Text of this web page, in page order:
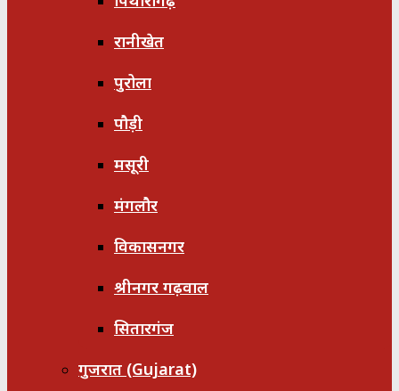
रानीखेत
पुरोला
पौड़ी
मसूरी
मंगलौर
विकासनगर
श्रीनगर गढ़वाल
सितारगंज
गुजरात (Gujarat)